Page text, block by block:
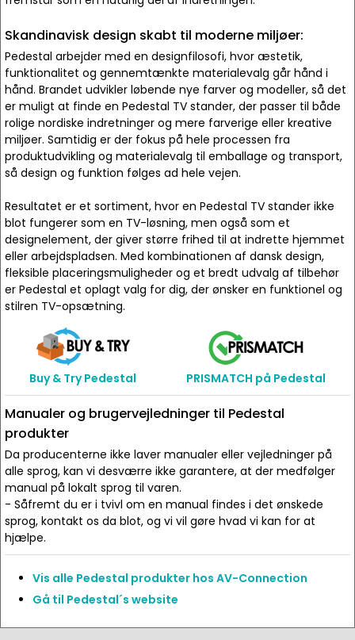
Skandinavisk design skabt til moderne miljøer:
Pedestal arbejder med en designfilosofi, hvor æstetik,
funktionalitet og gennemtænkte materialevalg går hånd i
hånd. Brandet udvikler løbende nye farver og modeller, så det
er muligt at finde en Pedestal TV stander, der passer til både
rolige nordiske indretninger og mere farverige eller kreative
miljøer. Samtidig er der fokus på hele processen fra
produktudvikling og materialevalg til emballage og transport,
så design og funktion følges ad hele vejen.
Resultatet er et sortiment, hvor en Pedestal TV stander ikke
blot fungerer som en TV-løsning, men også som et
designelement, der giver større frihed til at indrette hjemmet
eller arbejdspladsen. Med kombinationen af dansk design,
fleksible placeringsmuligheder og et bredt udvalg af tilbehør
er Pedestal et oplagt valg for dig, der ønsker en funktionel og
stilren TV-opsætning.
Buy & Try Pedestal PRISMATCH på Pedestal
Manualer og brugervejledninger til Pedestal
produkter
Da producenterne ikke laver manualer eller vejledninger på
alle sprog, kan vi desværre ikke garantere, at der medfølger
manual på lokalt sprog til varen.
- Såfremt du er i tvivl om en manual findes i det ønskede
sprog, kontakt os da blot, og vi vil gøre hvad vi kan for at
hjælpe.
Vis alle Pedestal produkter hos AV-Connection
Gå til Pedestal´s website